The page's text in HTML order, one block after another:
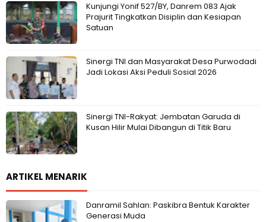
Kunjungi Yonif 527/BY, Danrem 083 Ajak
Prajurit Tingkatkan Disiplin dan Kesiapan
Satuan
Sinergi TNI dan Masyarakat Desa Purwodadi
Jadi Lokasi Aksi Peduli Sosial 2026
Sinergi TNI-Rakyat: Jembatan Garuda di
Kusan Hilir Mulai Dibangun di Titik Baru
ARTIKEL MENARIK
Danramil Sahlan: Paskibra Bentuk Karakter
Generasi Muda